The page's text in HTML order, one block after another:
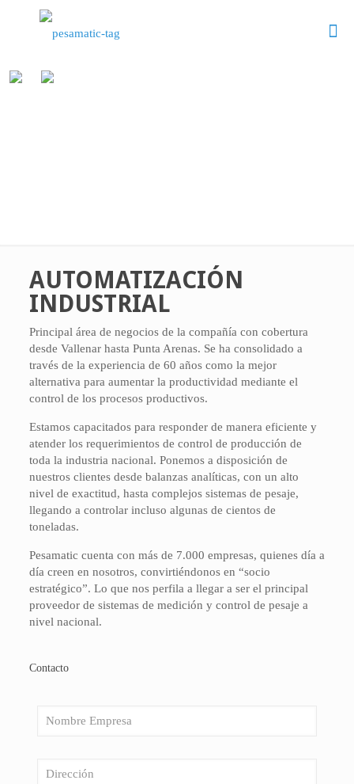
AUTOMATIZACIÓN
INDUSTRIAL
Principal área de negocios de la compañía con cobertura
desde Vallenar hasta Punta Arenas. Se ha consolidado a
través de la experiencia de 60 años como la mejor
alternativa para aumentar la productividad mediante el
control de los procesos productivos.
Estamos capacitados para responder de manera eficiente y
atender los requerimientos de control de producción de
toda la industria nacional. Ponemos a disposición de
nuestros clientes desde balanzas analíticas, con un alto
nivel de exactitud, hasta complejos sistemas de pesaje,
llegando a controlar incluso algunas de cientos de
toneladas.
Pesamatic cuenta con más de 7.000 empresas, quienes día a
día creen en nosotros, convirtiéndonos en “socio
estratégico”. Lo que nos perfila a llegar a ser el principal
proveedor de sistemas de medición y control de pesaje a
nivel nacional.
Contacto